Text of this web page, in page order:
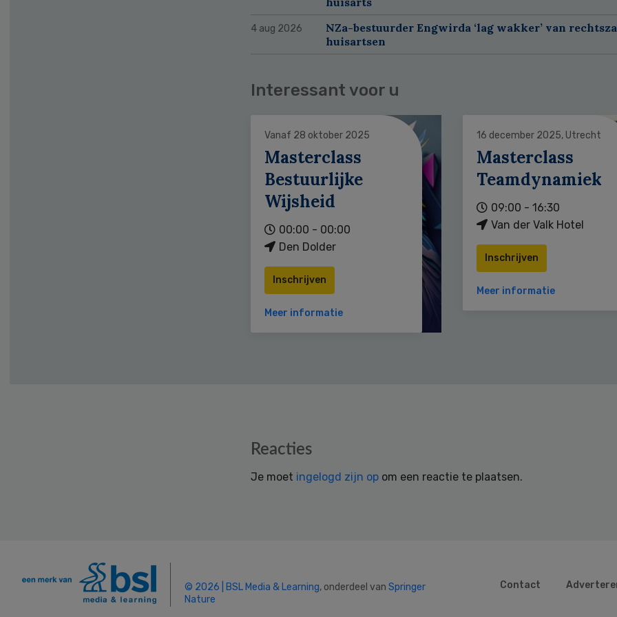
4 aug 2026
NZa-bestuurder Engwirda ‘lag wakker’ van
huisartsen
Interessant voor u
Vanaf 28 oktober 2025
Masterclass
Bestuurlijke
Wijsheid
00:00 - 00:00
Den Dolder
Inschrijven
Meer informatie
16 december 2025, Utrecht
Masterclass
Teamdynamiek
09:00 - 16:30
Van der Valk Hotel
Inschrijven
Meer informatie
Reacties
Je moet ingelogd zijn op om een reactie te plaatsen.
© 2026 | BSL Media & Learning, onderdeel van Springer
Nature
Contact